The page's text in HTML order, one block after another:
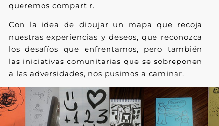
queremos compartir.
Con la idea de dibujar un mapa que recoja
nuestras experiencias y deseos, que reconozca
los desafíos que enfrentamos, pero también
las iniciativas comunitarias que se sobreponen
a las adversidades, nos pusimos a caminar.